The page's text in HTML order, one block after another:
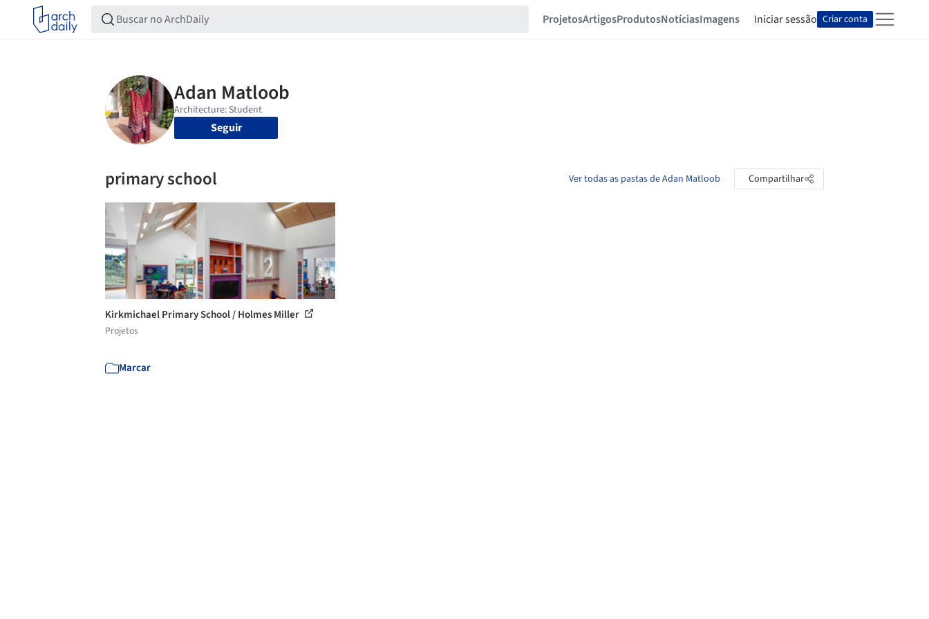
ProjetosArtigosProdutosNotíciasImagens Iniciar sessão Criar conta
Seguir
primary school Ver todas as pastas de Adan Matloob Compartilhar
Kirkmichael Primary School / Holmes Miller
Projetos
Marcar